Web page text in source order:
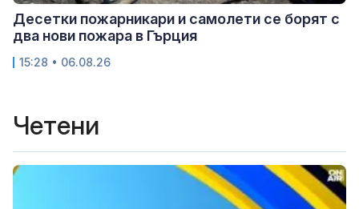
Десетки пожарникари и самолети се борят с
два нови пожара в Гърция
15:28 • 06.08.26
Четени